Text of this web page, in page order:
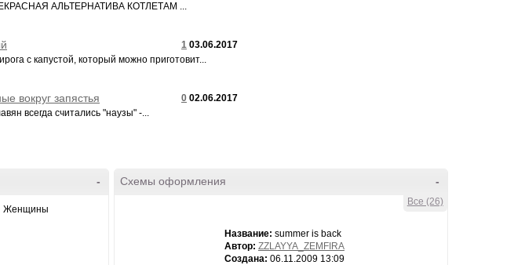
АЛЬТЕРНАТИВА КОТЛЕТАМ ...
1 03.06.2017
с капустой, который можно приготовит...
0 02.06.2017
вокруг запястья
всегда считались "наузы" -...
-
Женщины
-
Схемы оформления
Все (26)
Название: summer is back
Автор: ZZLAYYA_ZEMFIRA
Создана: 06.11.2009 13:09